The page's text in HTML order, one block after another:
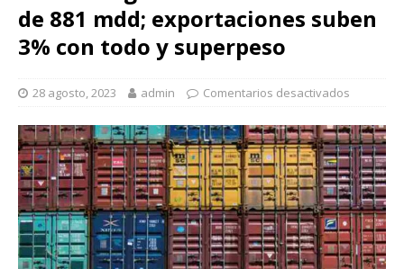
de 881 mdd; exportaciones suben
3% con todo y superpeso
28 agosto, 2023 admin Comentarios desactivados